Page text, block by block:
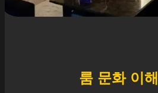
룸 문화 이해